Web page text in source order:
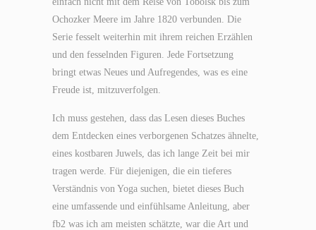
Ochozker Meere im Jahre 1820 verbunden. Die
Serie fesselt weiterhin mit ihrem reichen Erzählen
und den fesselnden Figuren. Jede Fortsetzung
bringt etwas Neues und Aufregendes, was es eine
Freude ist, mitzuverfolgen.
Ich muss gestehen, dass das Lesen dieses Buches
dem Entdecken eines verborgenen Schatzes ähnelte,
eines kostbaren Juwels, das ich lange Zeit bei mir
tragen werde. Für diejenigen, die ein tieferes
Verständnis von Yoga suchen, bietet dieses Buch
eine umfassende und einfühlsame Anleitung, aber
fb2 was ich am meisten schätzte, war die Art und